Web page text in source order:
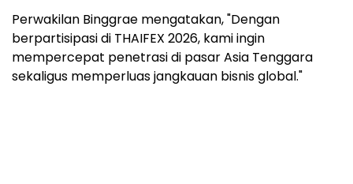
Perwakilan Binggrae mengatakan, "Dengan
berpartisipasi di THAIFEX 2026, kami ingin
mempercepat penetrasi di pasar Asia Tenggara
sekaligus memperluas jangkauan bisnis global."